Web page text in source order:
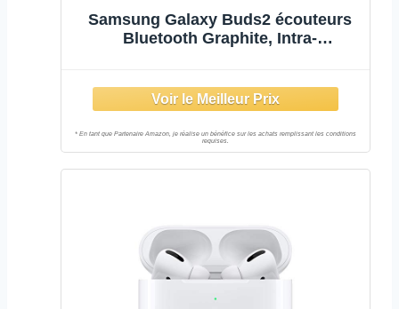
Samsung Galaxy Buds2 écouteurs
Bluetooth Graphite, Intra-
IPX2, étui-Chargeur, Son de qualité,
Appel Clair– Version FR